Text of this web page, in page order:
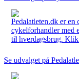
Pedalatleten.dk er en
cykelforhandler med
til hverdagsbrug. Klik
Se udvalget på